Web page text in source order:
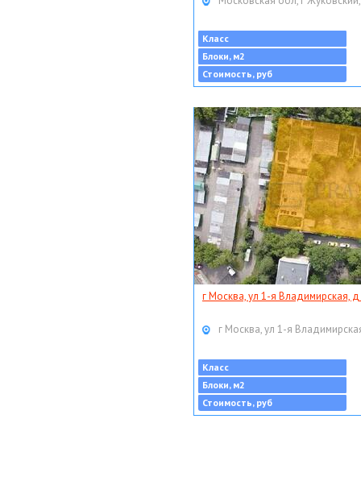
Класс
Блоки, м2
Стоимость, руб
г Москва, ул 1-я Владимирская, д
г Москва, ул 1-я
Класс
Блоки, м2
Стоимость, руб